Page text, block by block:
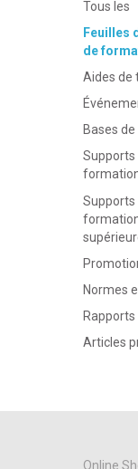
Tous les
Feuilles
de
Aides de
Bases de
Supports
Supports
Normes
Articles
Online